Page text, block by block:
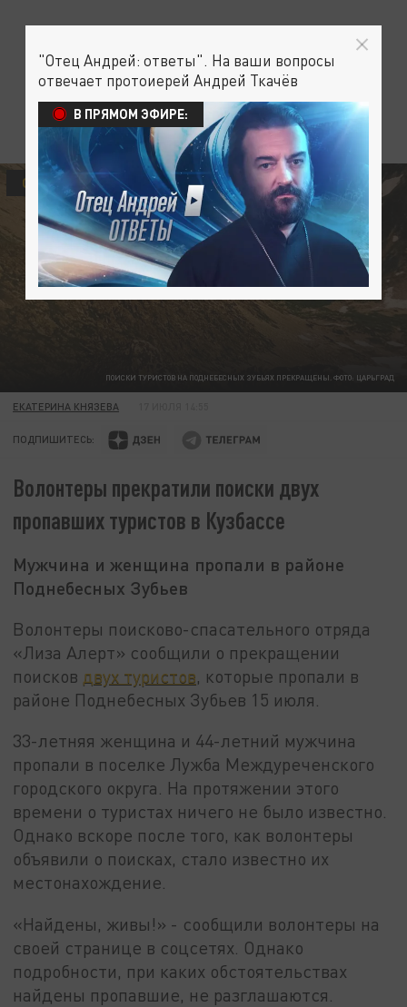
ПОИСКИ ТУРИСТОВ НА ПОДНЕБЕСНЫХ ЗУБЬЯХ ПРЕКРАЩЕНЫ. ФОТО: ЦАРЬГРАД
ОБЩЕСТВО
ЕКАТЕРИНА КНЯЗЕВА
ПОДПИШИТЕСЬ:
Волонтеры прекратили поиски двух
пропавших туристов в Кузбассе
Мужчина и женщина пропали в районе
Поднебесных Зубьев
Волонтеры поисково-спасательного отряда
«Лиза Алерт» сообщили о прекращении
поисков двух туристов, которые пропали в
районе Поднебесных Зубьев 15 июля.
33-летняя женщина и 44-летний мужчина
пропали в поселке Лужба Междуреченского
городского округа. На протяжении этого
времени о туристах ничего не было известно.
Однако вскоре после того, как волонтеры
объявили о поисках, стало известно их
местонахождение.
«Найдены, живы!» - сообщили волонтеры на
своей странице в соцсетях. Однако
подробности, при каких обстоятельствах
найдены пропавшие, не разглашаются.
"Отец Андрей: ответы". На ваши вопросы
отвечает протоиерей Андрей Ткачёв
В ПРЯМОМ ЭФИРЕ: